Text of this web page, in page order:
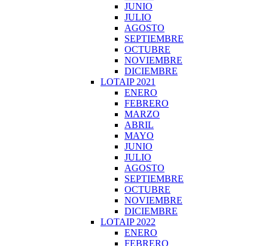
JUNIO
JULIO
AGOSTO
SEPTIEMBRE
OCTUBRE
NOVIEMBRE
DICIEMBRE
LOTAIP 2021
ENERO
FEBRERO
MARZO
ABRIL
MAYO
JUNIO
JULIO
AGOSTO
SEPTIEMBRE
OCTUBRE
NOVIEMBRE
DICIEMBRE
LOTAIP 2022
ENERO
FEBRERO